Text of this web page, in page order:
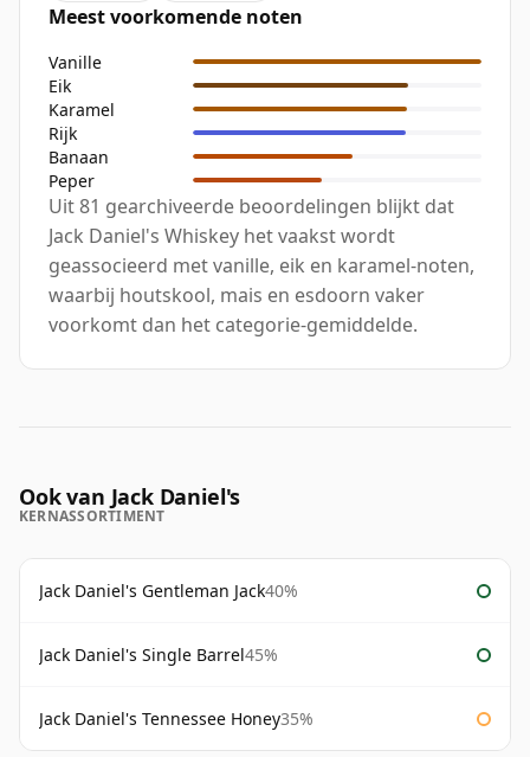
Meest voorkomende noten
Vanille
Eik
Karamel
Rijk
Banaan
Peper
Uit 81 gearchiveerde beoordelingen blijkt dat
Jack Daniel's Whiskey het vaakst wordt
geassocieerd met vanille, eik en karamel-noten,
waarbij houtskool, mais en esdoorn vaker
voorkomt dan het categorie-gemiddelde.
Ook van Jack Daniel's
KERNASSORTIMENT
Jack Daniel's Gentleman Jack40%
Jack Daniel's Single Barrel45%
Jack Daniel's Tennessee Honey35%